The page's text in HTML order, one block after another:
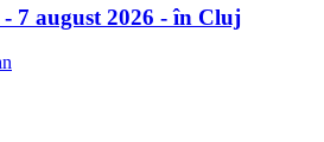
7 august 2026 - în Cluj